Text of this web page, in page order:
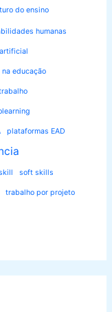
do ensino
humanas
educação
plataformas EAD
soft skills
trabalho por projeto